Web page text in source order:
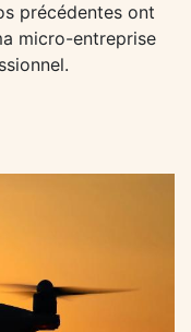
précédentes ont
micro-entreprise